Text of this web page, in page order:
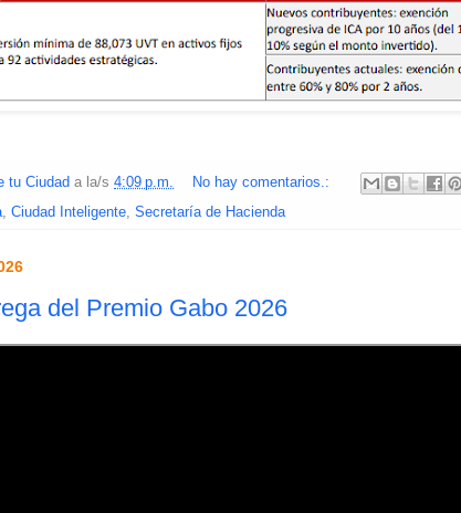
tu Ciudad a la/s 4:09 p.m.
No hay comentarios.:
, Ciudad Inteligente, Secretaría de Hacienda
del Premio Gabo 2026